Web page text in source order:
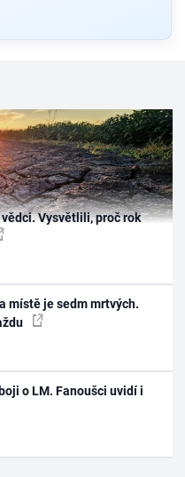
Vysvětlili, proč rok
místě je sedm mrtvých.
o LM. Fanoušci uvidí i